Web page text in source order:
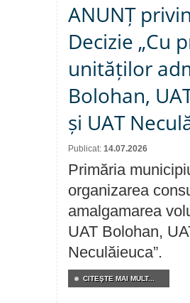
ANUNȚ
Decizie „Cu
unităților
Bolohan,
și UAT
Publicat: 14.07.2026
Primăria
organizarea
amalgamarea
UAT Bolohan,
Neculăieuca”.
CITEŞTE MAI MULT...